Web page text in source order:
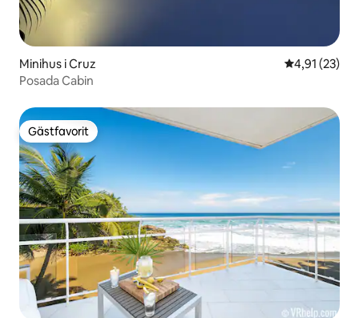
Minihus i Cruz 4,91 av 5 i
4,91 (23)
Posada Cabin
Gästfavorit
Gästfavorit